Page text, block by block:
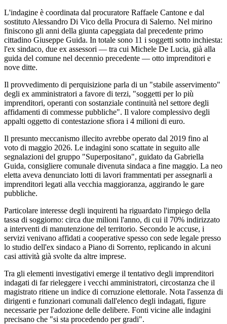
L'indagine è coordinata dal procuratore Raffaele Cantone e dal
sostituto Alessandro Di Vico della Procura di Salerno. Nel mirino
finiscono gli anni della giunta capeggiata dal precedente primo
cittadino Giuseppe Guida. In totale sono 11 i soggetti sotto inchiesta:
l'ex sindaco, due ex assessori — tra cui Michele De Lucia, già alla
guida del comune nel decennio precedente — otto imprenditori e
nove ditte.
Il provvedimento di perquisizione parla di un "stabile asservimento"
degli ex amministratori a favore di terzi, "soggetti per lo più
imprenditori, operanti con sostanziale continuità nel settore degli
affidamenti di commesse pubbliche". Il valore complessivo degli
appalti oggetto di contestazione sfiora i 4 milioni di euro.
Il presunto meccanismo illecito avrebbe operato dal 2019 fino al
voto di maggio 2026. Le indagini sono scattate in seguito alle
segnalazioni del gruppo "Superpositano", guidato da Gabriella
Guida, consigliere comunale divenuta sindaca a fine maggio. La neo
eletta aveva denunciato lotti di lavori frammentati per assegnarli a
imprenditori legati alla vecchia maggioranza, aggirando le gare
pubbliche.
Particolare interesse degli inquirenti ha riguardato l'impiego della
tassa di soggiorno: circa due milioni l'anno, di cui il 70% indirizzato
a interventi di manutenzione del territorio. Secondo le accuse, i
servizi venivano affidati a cooperative spesso con sede legale presso
lo studio dell'ex sindaco a Piano di Sorrento, replicando in alcuni
casi attività già svolte da altre imprese.
Tra gli elementi investigativi emerge il tentativo degli imprenditori
indagati di far rieleggere i vecchi amministratori, circostanza che il
magistrato ritiene un indice di corruzione elettorale. Nota l'assenza di
dirigenti e funzionari comunali dall'elenco degli indagati, figure
necessarie per l'adozione delle delibere. Fonti vicine alle indagini
precisano che "si sta procedendo per gradi".